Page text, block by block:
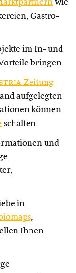
wie
Gastro-
im In- und
bringen
Zeitung
aufgelegten
können
schalten
und
in
,
Ihnen